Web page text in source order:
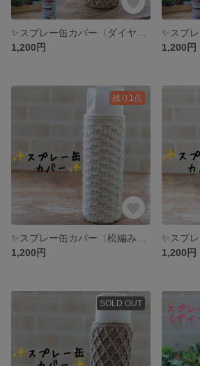
1,200円
1,200円
残り1点
1,200円
1,200円
SOLD OUT